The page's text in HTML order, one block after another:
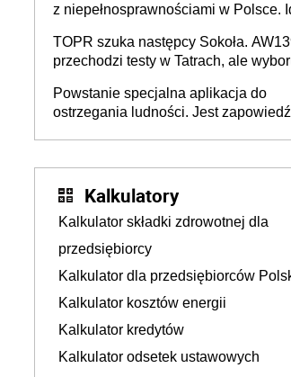
z niepełnosprawnościami w Polsce.
TOPR szuka następcy Sokoła.
przechodzi testy w Tatrach, ale
Powstanie specjalna aplikacja do
ostrzegania ludności. Jest
Kalkulatory
Kalkulator składki zdrowotnej dla
przedsiębiorcy
Kalkulator dla przedsiębiorców
Kalkulator kosztów energii
Kalkulator kredytów
Kalkulator odsetek ustawowych